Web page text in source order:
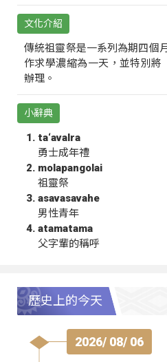
文化介紹
傳統祖靈祭是一系列為期四個
作求學濃縮為一天，並特別將
辦理。
小辭典
ta‘avalra
勇士成年禮
molapangolai
祖靈祭
asavasavahe
男性青年
atamatama
父字輩的稱呼
歷史上的今天
2026/ 08/ 06